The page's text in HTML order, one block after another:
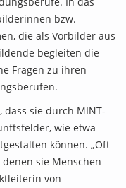
bzw.
die als Vorbilder aus
begleiten die
Fragen zu ihren
sie durch MINT-
wie etwa
können. „Oft
sie Menschen
von